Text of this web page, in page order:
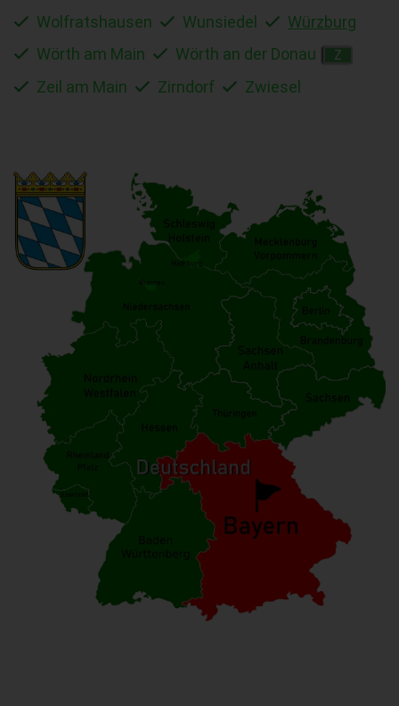
Wolfratshausen
Wunsiedel
Würzburg
Wörth am Main
Wörth an der Donau Z
Zeil am Main Zirndorf Zwiesel